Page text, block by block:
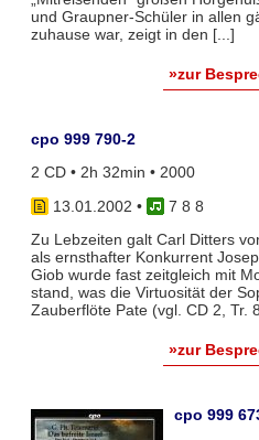
und Graupner-Schüler in allen
zuhause war, zeigt in den [...]
»zur
cpo 999 790-2
2 CD • 2h 32min • 2000
13.01.2002 •
7 8 8
Zu Lebzeiten galt Carl Ditters
als ernsthafter Konkurrent
Giob wurde fast zeitgleich mit
stand, was die Virtuosität der
Zauberflöte Pate (vgl. CD 2, Tr.
»zur
cpo 999